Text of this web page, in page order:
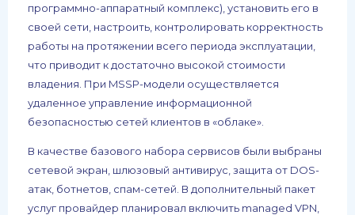
программно-аппаратный комплекс), установить его в
своей сети, настроить, контролировать корректность
работы на протяжении всего периода эксплуатации,
что приводит к достаточно высокой стоимости
владения. При MSSP-модели осуществляется
удаленное управление информационной
безопасностью сетей клиентов в «облаке».
В качестве базового набора сервисов были выбраны
сетевой экран, шлюзовый антивирус, защита от DOS-
атак, ботнетов, спам-сетей. В дополнительный пакет
услуг провайдер планировал включить managed VPN,